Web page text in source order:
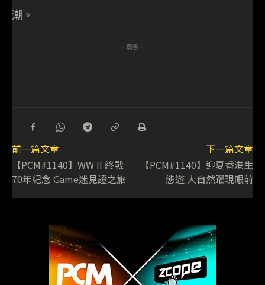
潮。
- 廣告 -
前一篇文章
【PCM#1140】WW II 終戰
70年紀念 Game迷見證之旅
下一篇文章
【PCM#1140】迎夏香港生
態遊 大自然躍現眼前